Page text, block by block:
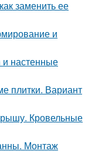
заменить ее
и
и настенные
плитки. Вариант
Кровельные
Монтаж